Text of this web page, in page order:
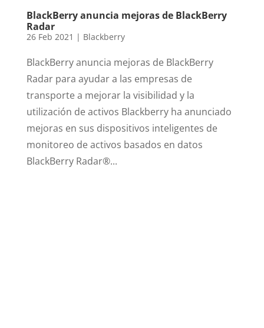
BlackBerry anuncia mejoras de BlackBerry
Radar
26 Feb 2021 | Blackberry
BlackBerry anuncia mejoras de BlackBerry
Radar para ayudar a las empresas de
transporte a mejorar la visibilidad y la
utilización de activos Blackberry ha anunciado
mejoras en sus dispositivos inteligentes de
monitoreo de activos basados ​​en datos
BlackBerry Radar®...